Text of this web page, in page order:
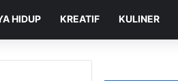
HIDUP KREATIF KULINER